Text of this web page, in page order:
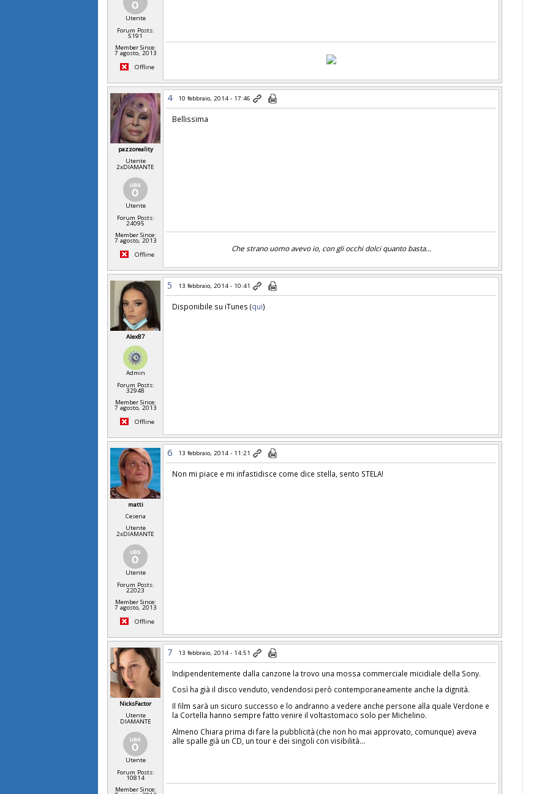
Utente
Forum Posts:
5191
Member Since:
7 agosto, 2013
Offline
pazzoreality
Utente
2xDIAMANTE
Utente
Forum Posts:
24095
Member Since:
7 agosto, 2013
Offline
4 10 febbraio, 2014 - 17:46
Bellissima
Che strano uomo avevo io, con gli occhi dolci quanto basta...
Alex87
Admin
Forum Posts:
32948
Member Since:
7 agosto, 2013
Offline
5 13 febbraio, 2014 - 10:41
Disponibile su iTunes (qui)
matti
Cesena
Utente
2xDIAMANTE
Utente
Forum Posts:
22023
Member Since:
7 agosto, 2013
Offline
6 13 febbraio, 2014 - 11:21
Non mi piace e mi infastidisce come dice stella, sento STELA!
NicksFactor
Utente
DIAMANTE
Utente
Forum Posts:
10814
Member Since:
7 13 febbraio, 2014 - 14:51
Indipendentemente dalla canzone la trovo una mossa commerciale micidiale della Sony.
Così ha già il disco venduto, vendendosi però contemporaneamente anche la dignità.
Il film sarà un sicuro successo e lo andranno a vedere anche persone alla quale Verdone e
la Cortella hanno sempre fatto venire il voltastomaco solo per Michelino.
Almeno Chiara prima di fare la pubblicità (che non ho mai approvato, comunque) aveva
alle spalle già un CD, un tour e dei singoli con visibilità...